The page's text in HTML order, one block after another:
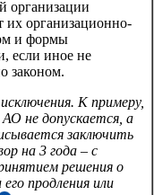
организации
их организационно-
и формы
если иное не
законом.
К примеру,
не допускается, а
заключить
на 3 года – с
решения о
продления или